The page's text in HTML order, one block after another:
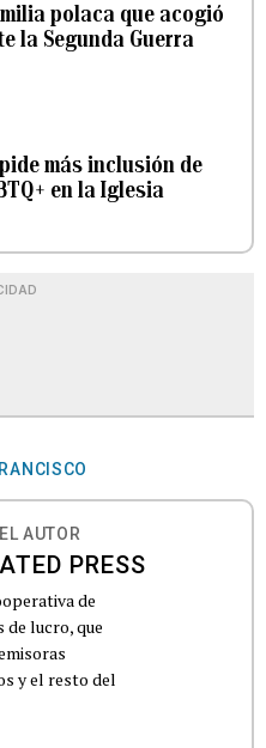
polaca que acogió
la Segunda Guerra
más inclusión de
en la Iglesia
AUTOR
PRESS
de
de lucro, que
y el resto del